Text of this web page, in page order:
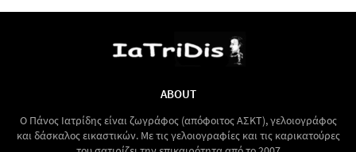
ABOUT
Ο Πάνος Ιατρίδης είναι ζωγράφος (απόφοιτος ΑΣΚΤ), γελοιογράφος
και δάσκαλος εικαστικών. Με τις γελοιογραφίες και τις καρικατούρες